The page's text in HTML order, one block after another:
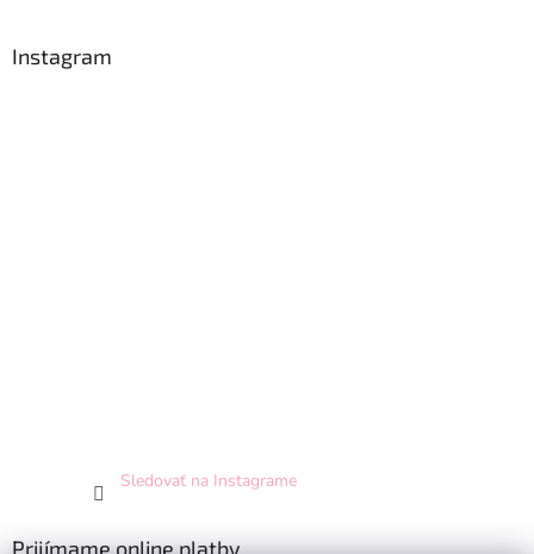
Instagram
Sledovať na Instagrame
Prijímame online platby